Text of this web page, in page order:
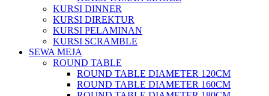
KURSI DINNER
KURSI DIREKTUR
KURSI PELAMINAN
KURSI SCRAMBLE
SEWA MEJA
ROUND TABLE
ROUND TABLE DIAMETER 120CM
ROUND TABLE DIAMETER 160CM